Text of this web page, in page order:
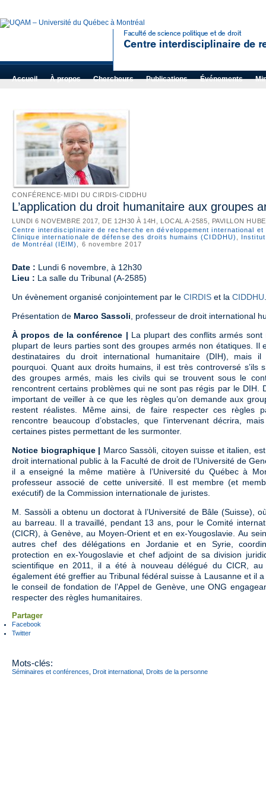
Accueil À propos Chercheurs Publications Événements
CONFÉRENCE-MIDI DU CIRDIS-CIDDHU
L’application du droit humanitaire aux groupes
LUNDI 6 NOVEMBRE 2017, DE 12H30 À 14H, LOCAL A-2585, PAVILLON
Centre interdisciplinaire de recherche en développement international
Clinique internationale de défense des droits humains (CIDDHU)
Institut
de Montréal (IEIM)
, 6 novembre 2017
Date : Lundi 6 novembre, à 12h30
Lieu : La salle du Tribunal (A-2585)
Un évènement organisé conjointement par le CIRDIS et la CIDDHU
Présentation de Marco Sassoli , professeur de droit international
À propos de la conférence | La plupart des conflits armés
plupart de leurs parties sont des groupes armés non étatiques. Il
destinataires du droit international humanitaire (DIH), mais il
pourquoi. Quant aux droits humains, il est très controversé s’ils
des groupes armés, mais les civils qui se trouvent sous le
rencontrent certains problèmes qui ne sont pas régis par le DIH.
important de veiller à ce que les règles qu’on demande aux
restent réalistes. Même ainsi, de faire respecter ces règles
rencontre beaucoup d’obstacles, que l’intervenant décrira,
certaines pistes permettant de les surmonter.
Notice biographique | Marco Sassòli, citoyen suisse et italien,
droit international public à la Faculté de droit de l’Université de
il a enseigné la même matière à l’Université du Québec à
professeur associé de cette université. Il est membre (et
exécutif) de la Commission internationale de juristes.
M. Sassòli a obtenu un doctorat à l’Université de Bâle (Suisse),
au barreau. Il a travaillé, pendant 13 ans, pour le Comité
(CICR), à Genève, au Moyen-Orient et en ex-Yougoslavie. Au
autres chef des délégations en Jordanie et en Syrie,
protection en ex-Yougoslavie et chef adjoint de sa division
scientifique en 2011, il a été à nouveau délégué du CICR, au
également été greffier au Tribunal fédéral suisse à Lausanne et il
le conseil de fondation de l’Appel de Genève, une ONG
respecter des règles humanitaires.
Partager
Facebook
Twitter
Mots-clés:
Séminaires et conférences, Droit international , Droits de la personne